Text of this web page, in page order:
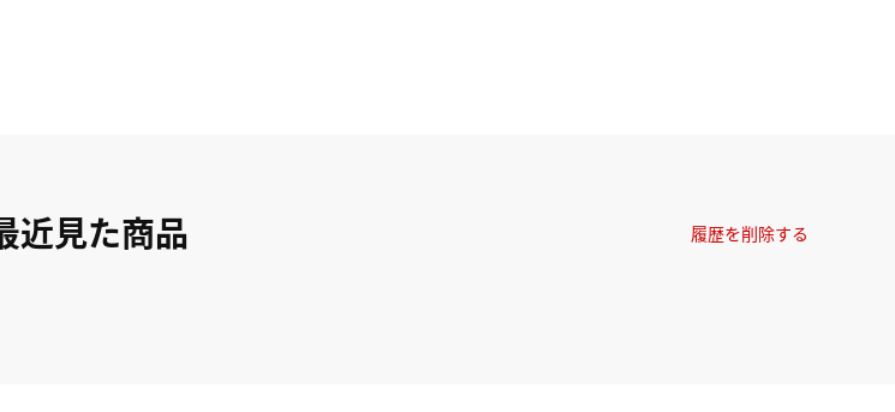
近見た商品 履歴を削除する